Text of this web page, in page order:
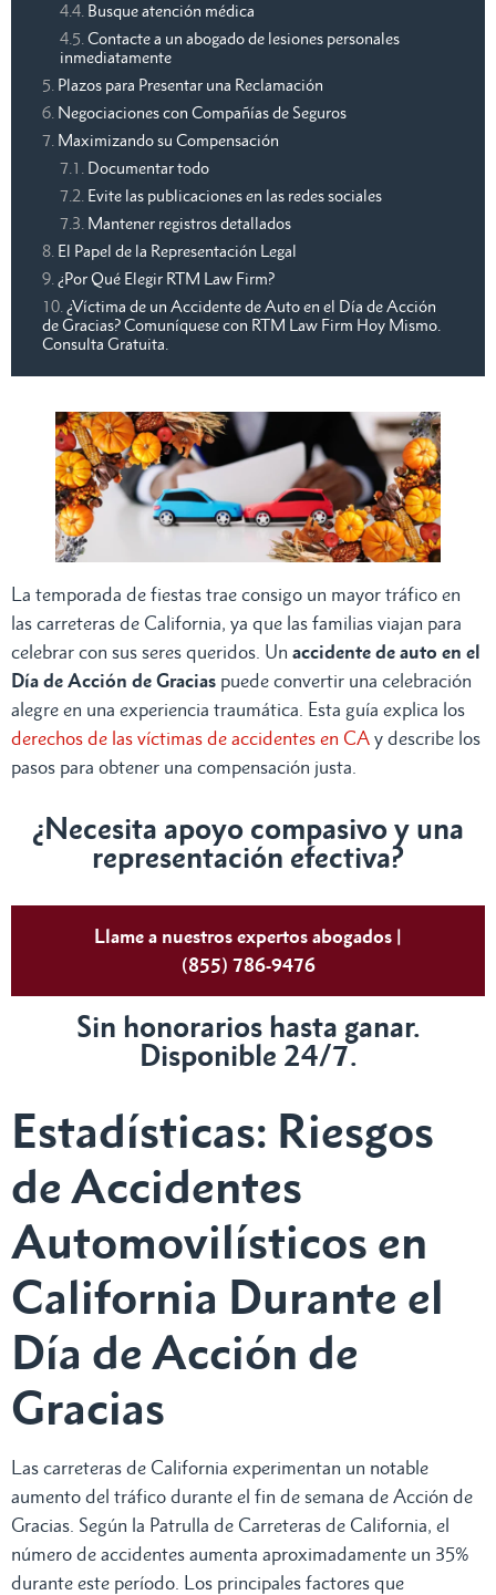
Busque atención médica
Contacte a un abogado de lesiones personales
inmediatamente
Plazos para Presentar una Reclamación
Negociaciones con Compañías de Seguros
Maximizando su Compensación
Documentar todo
Evite las publicaciones en las redes sociales
Mantener registros detallados
El Papel de la Representación Legal
¿Por Qué Elegir RTM Law Firm?
¿Víctima de un Accidente de Auto en el Día de Acción
de Gracias? Comuníquese con RTM Law Firm Hoy Mismo.
Consulta Gratuita.
La temporada de fiestas trae consigo un mayor tráfico en
las carreteras de California, ya que las familias viajan para
celebrar con sus seres queridos. Un accidente de auto en el
Día de Acción de Gracias puede convertir una celebración
alegre en una experiencia traumática. Esta guía explica los
derechos de las víctimas de accidentes en CA y describe los
pasos para obtener una compensación justa.
¿Necesita apoyo compasivo y una
representación efectiva?
Llame a nuestros expertos abogados |
(855) 786-9476
Sin honorarios hasta ganar.
Disponible 24/7.
Estadísticas: Riesgos
de Accidentes
Automovilísticos en
California Durante el
Día de Acción de
Gracias
Las carreteras de California experimentan un notable
aumento del tráfico durante el fin de semana de Acción de
Gracias. Según la Patrulla de Carreteras de California, el
número de accidentes aumenta aproximadamente un 35%
durante este período. Los principales factores que